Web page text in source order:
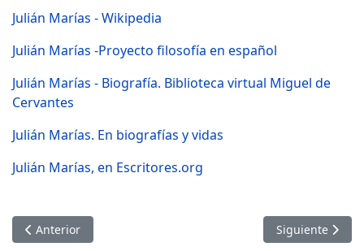
Julián Marías - Wikipedia
Julián Marías -Proyecto filosofía en español
Julián Marías - Biografía. Biblioteca virtual Miguel de
Cervantes
Julián Marías. En biografías y vidas
Julián Marías, en Escritores.org
Artículo anterior: Julián Marías Aguilera - Proyecto filosofía
Anterior Artículo
Siguiente